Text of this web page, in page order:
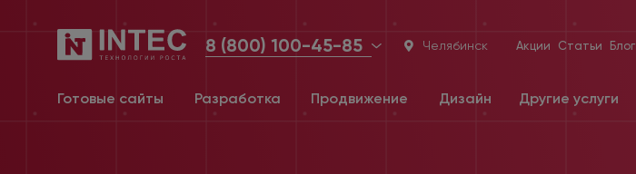
8 (800) 100-45-85 Челябинск Акции Статьи Блог
Готовые сайты Разработка Продвижение Дизайн Другие услуги